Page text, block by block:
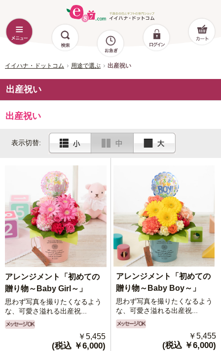
イイハナ・ドットコム 用途で選ぶ 出産祝い
出産祝い
出産祝い
表示切替:
アレンジメント「初めての
贈り物～Baby Girl～」
思わず写真を撮りたくなるよう
な、可愛さ溢れる出産祝...
￥5,455
(税込 ￥6,000)
アレンジメント「初めての
贈り物～Baby Boy～」
思わず写真を撮りたくなるよう
な、可愛さ溢れる出産祝...
￥5,455
(税込 ￥6,000)